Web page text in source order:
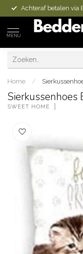
Achteraf betalen via
MENU
Home /
Sierkussenhoes
SWEET HOME